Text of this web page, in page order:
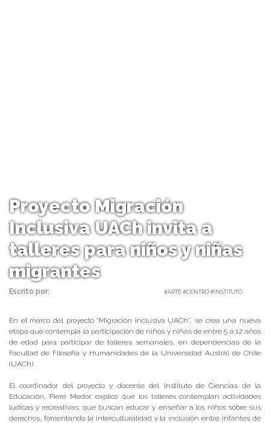
Proyecto Migración
Inclusiva UACh invita a
talleres para niños y niñas
migrantes
Escrito por: #ARTE #CENTRO #INSTITUTO
En el marco del proyecto “Migración Inclusiva UACh”, se crea una nueva
etapa que contempla la participación de niños y niñas de entre 5 a 12 años
de edad para participar de talleres semanales, en dependencias de la
Facultad de Filosofía y Humanidades de la Universidad Austral de Chile
(UACh).
El coordinador del proyecto y docente del Instituto de Ciencias de la
Educación, Piere Medor, explicó que los talleres contemplan actividades
lúdicas y recreativas, que buscan educar y enseñar a los niños sobre sus
derechos, fomentando la interculturalidad y la inclusión entre infantes de